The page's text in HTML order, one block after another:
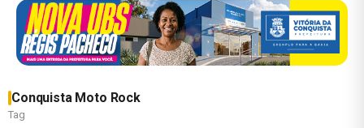
Conquista Moto Rock
Tag